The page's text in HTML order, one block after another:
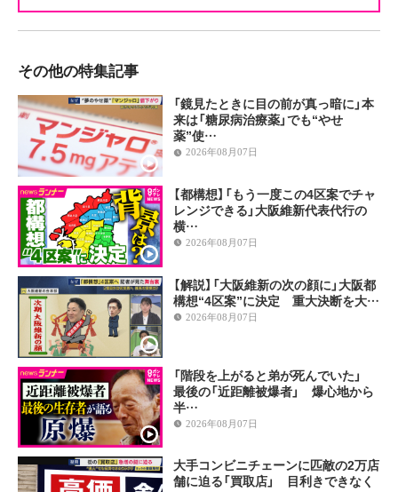
その他の特集記事
「鏡見たときに目の前が真っ暗に」本
来は「糖尿病治療薬」でも“やせ
薬”使…
2026年08月07日
【都構想】「もう一度この4区案でチャ
レンジできる」大阪維新代表代行の
横…
2026年08月07日
【解説】「大阪維新の次の顔に」大阪都
構想“4区案”に決定 重大決断を大…
2026年08月07日
「階段を上がると弟が死んでいた」
最後の「近距離被爆者」 爆心地から
半…
2026年08月07日
大手コンビニチェーンに匹敵の2万店
舗に迫る「買取店」 目利きできなく